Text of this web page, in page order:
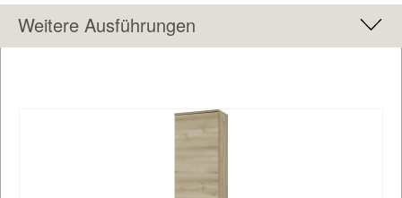
Weitere Ausführungen